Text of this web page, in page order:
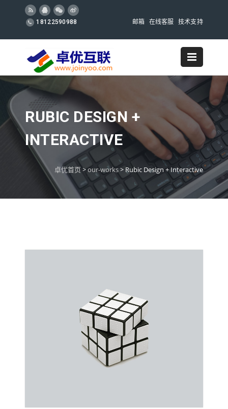
18122590988 邮箱 在线客服 技术支持
RUBIC DESIGN +
INTERACTIVE
卓优首页>our-works> Rubic Design + Interactive